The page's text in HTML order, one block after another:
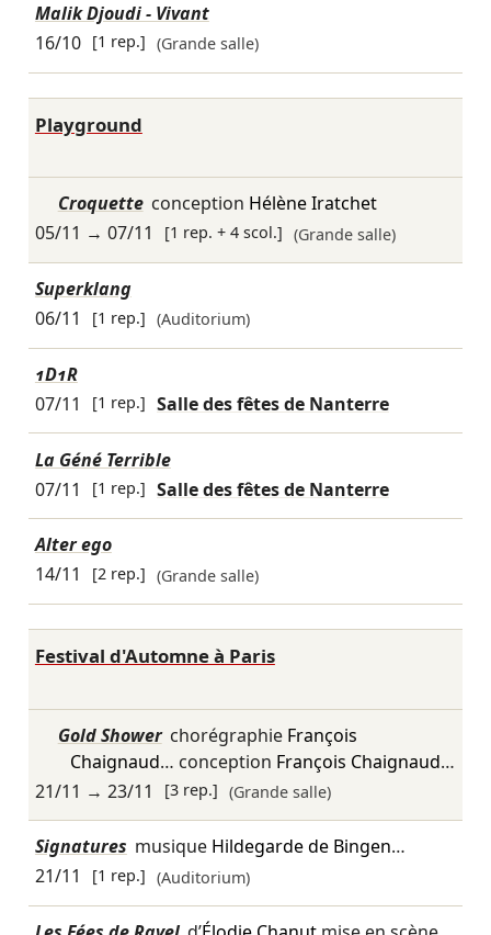
Malik Djoudi - Vivant
16/10 [1 rep.] (Grande salle)
Playground
Croquette conception Hélène Iratchet
05/11 → 07/11 [1 rep. + 4 scol.] (Grande salle)
Superklang
06/11
[1 rep.] (Auditorium)
1D1R
07/11
[1 rep.] Salle des fêtes de Nanterre
La Géné Terrible
07/11
[1 rep.] Salle des fêtes de Nanterre
Alter ego
14/11
[2 rep.] (Grande salle)
Festival d'Automne à Paris
Gold Shower chorégraphie François
Chaignaud… conception François Chaignaud…
21/11 → 23/11 [3 rep.] (Grande salle)
Signatures musique Hildegarde de Bingen…
21/11
[1 rep.] (Auditorium)